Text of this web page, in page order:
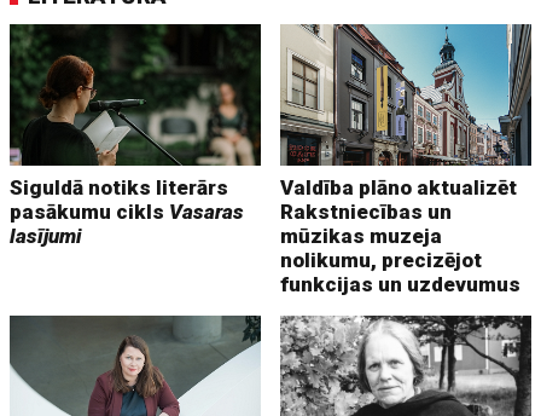
Siguldā notiks literārs
pasākumu cikls Vasaras
lasījumi
Valdība plāno aktualizēt
Rakstniecības un
mūzikas muzeja
nolikumu, precizējot
funkcijas un uzdevumus